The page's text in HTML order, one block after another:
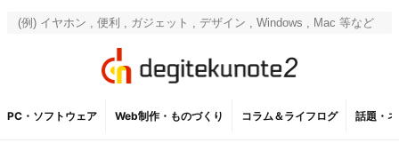
PC・ソフトウェア Web制作・ものづくり コラム＆ライフログ 話題・